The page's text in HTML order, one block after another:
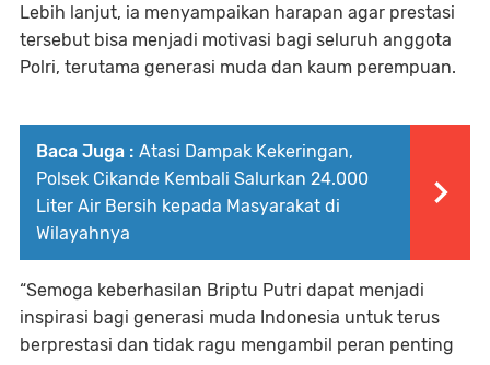
Lebih lanjut, ia menyampaikan harapan agar prestasi
tersebut bisa menjadi motivasi bagi seluruh anggota
Polri, terutama generasi muda dan kaum perempuan.
Baca Juga : Atasi Dampak Kekeringan,
Polsek Cikande Kembali Salurkan 24.000
Liter Air Bersih kepada Masyarakat di
Wilayahnya
“Semoga keberhasilan Briptu Putri dapat menjadi
inspirasi bagi generasi muda Indonesia untuk terus
berprestasi dan tidak ragu mengambil peran penting